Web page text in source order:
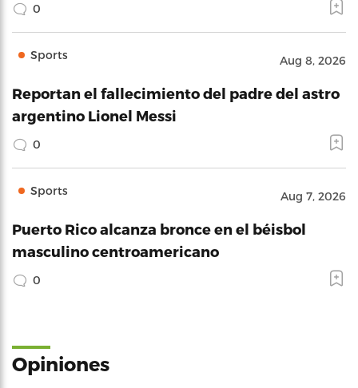
0
Sports Aug 8, 2026
Reportan el fallecimiento del padre del astro
argentino Lionel Messi
0
Sports Aug 7, 2026
Puerto Rico alcanza bronce en el béisbol
masculino centroamericano
0
Opiniones